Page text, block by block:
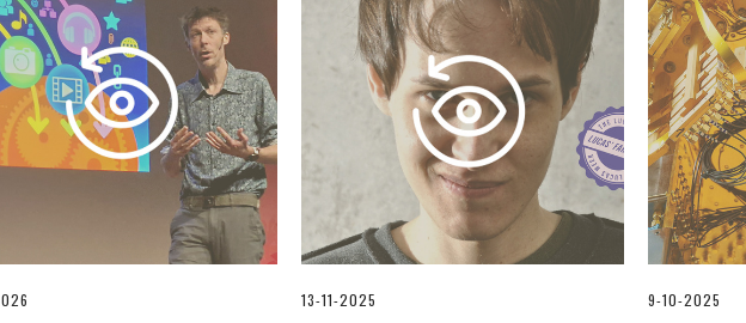
13-11-2025 9-10-2025